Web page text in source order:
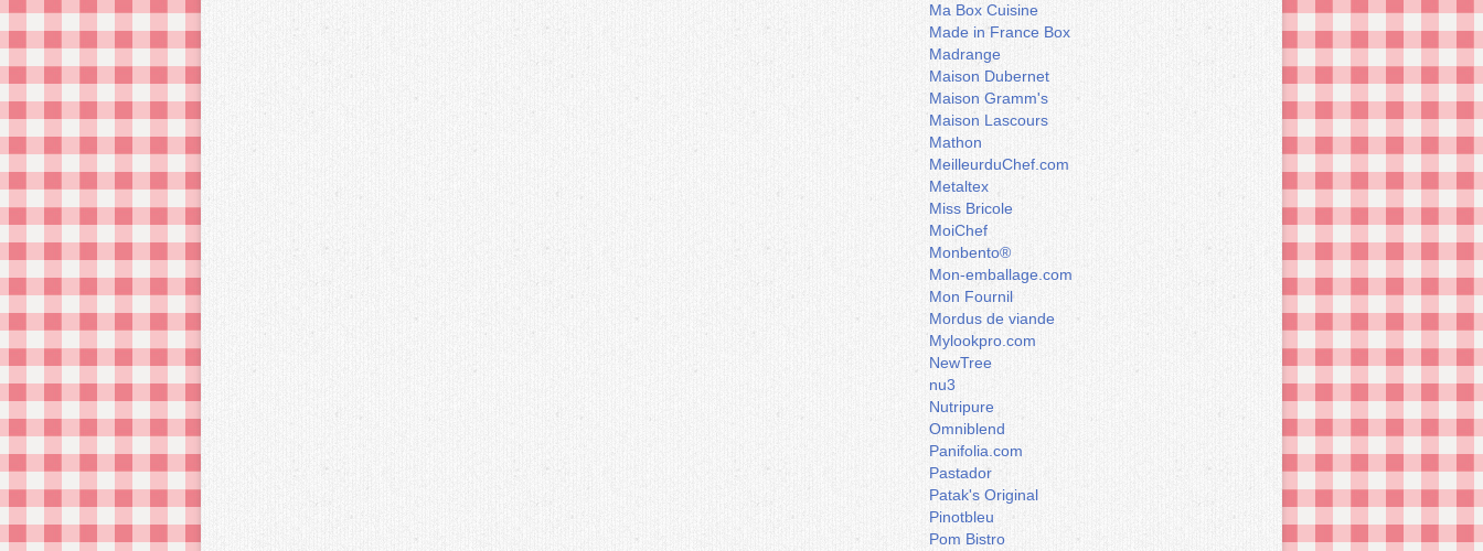
Ma Box Cuisine
Made in France Box
Madrange
Maison Dubernet
Maison Gramm's
Maison Lascours
Mathon
MeilleurduChef.com
Metaltex
Miss Bricole
MoiChef
Monbento®
Mon-emballage.com
Mon Fournil
Mordus de viande
Mylookpro.com
NewTree
nu3
Nutripure
Omniblend
Panifolia.com
Pastador
Patak's Original
Pinotbleu
Pom Bistro